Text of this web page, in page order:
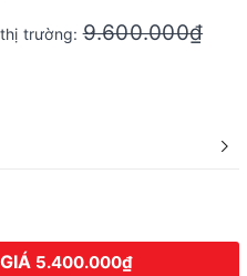
thị trường:9.600.000₫
5.400.000₫